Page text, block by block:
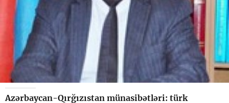
Azərbaycan-Qırğızıstan münasibətləri: türk